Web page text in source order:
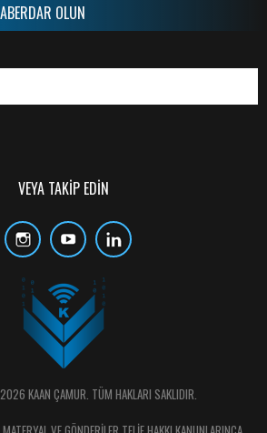
OLUN
VEYA TAKİP EDİN
KAAN ÇAMUR. TÜM HAKLARI SAKLIDIR.